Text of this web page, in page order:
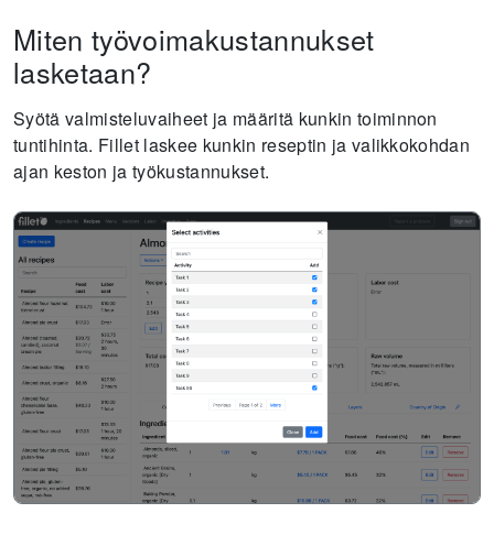
Miten työvoimakustannukset
lasketaan?
Syötä valmisteluvaiheet ja määritä kunkin toiminnon
tuntihinta. Fillet laskee kunkin reseptin ja valikkokohdan
ajan keston ja työkustannukset.